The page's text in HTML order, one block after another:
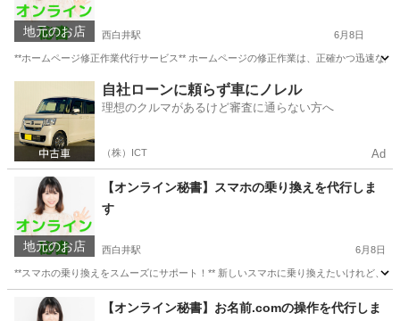
地元のお店 西白井駅 6月8日
**ホームページ修正作業代行サービス** ホームページの修正作業は、正確かつ迅速な
西白井駅 パソコン修理 ホームページ
自社ローンに頼らず車にノレル
理想のクルマがあるけど審査に通らない方へ
（株）ICT Ad
地元のお店
【オンライン秘書】スマホの乗り換えを代行しま
す
西白井駅 6月8日
**スマホの乗り換えをスムーズにサポート！** 新しいスマホに乗り換えたいけれど、
千葉 西白井駅 パソコン修理
【オンライン秘書】お名前.comの操作を代行しま